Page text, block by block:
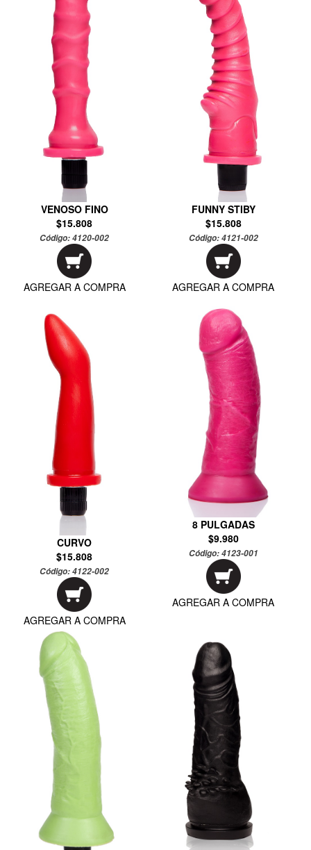
VENOSO FINO
$15.808
Código:4120-002
AGREGAR A COMPRA
FUNNY STIBY
$15.808
Código:4121-002
AGREGAR A COMPRA
CURVO
$15.808
Código:4122-002
AGREGAR A COMPRA
8 PULGADAS
$9.980
Código:4123-001
AGREGAR A COMPRA